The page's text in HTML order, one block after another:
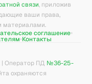
связи, приложив
ваши права,
материалами.
соглашение
Контакты
| Оператор ПД №36-25-
охраняются